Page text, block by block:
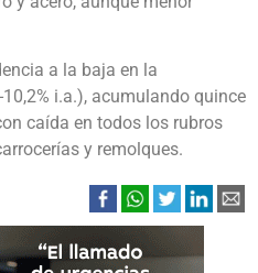
a la baja en la
10,2% i.a.), acumulando quince
caída en todos los rubros
y remolques.